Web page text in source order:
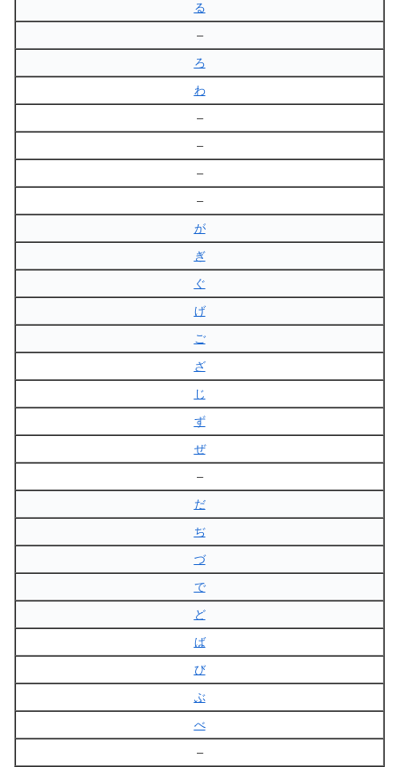
る
–
ろ
わ
–
–
–
–
が
ぎ
ぐ
げ
ご
ざ
じ
ず
ぜ
–
だ
ぢ
づ
で
ど
ば
び
ぶ
べ
–